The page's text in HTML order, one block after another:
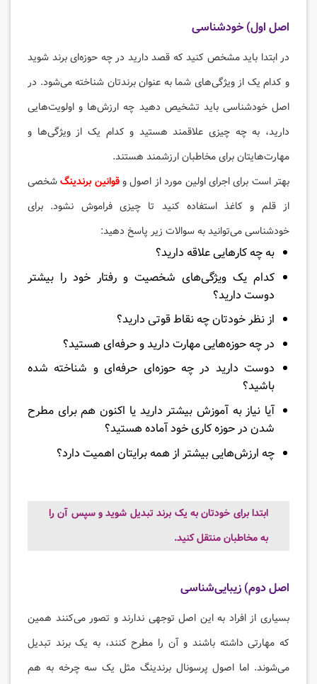
اصل اول) خودشناسی
در ابتدا باید مشخص کنید که قصد دارید در چه حوزه‌ای برند شوید
و کدام یک از ویژگی‌های شما به عنوان برندتان شناخته می‌شود. در
اصل خودشناسی باید تشخیص دهید چه ارزش‌ها و اولویت‌هایی
دارید، به چه چیزی علاقمند هستید و کدام یک از ویژگی‌ها و
مهارت‌هایتان برای مخاطبان ارزشمند هستند.
بهتر است برای اجرای اولین مورد از اصول وقوانین برندینگشخصی
از قلم و کاغذ استفاده کنید تا چیزی فراموش نشود. برای
خودشناسی می‌توانید به سوالات زیر پاسخ دهید:
به چه کارهایی علاقه دارید؟
کدام یک ویژگی‌های شخصیت و رفتار خود را بیشتر
دوست دارید؟
از نظر خودتان چه نقاط قوتی دارید؟
در چه حوزه‌هایی مهارت دارید و حرفه‌ای هستید؟
دوست دارید در چه حوزه‌ای حرفه‌ای و شناخته شده
باشید؟
آیا نیاز به آموزش بیشتر دارید یا اکنون هم برای مطرح
شدن در حوزه کاری خود آماده هستید؟
چه ارزش‌هایی بیشتر از همه برایتان اهمیت دارد؟
ابتدا برای خودتان به یک برند تبدیل شوید و سپس آن را
به مخاطبان منتقل کنید.
اصل دوم) زیبایی‌شناسی
بسیاری از افراد به این اصل توجهی ندارند و تصور می‌کنند همین
که مهارتی داشته باشند و آن را مطرح کنند، به یک برند تبدیل
می‌شوند. اما اصول پرسونال برندینگ مثل یک سه چرخه به هم